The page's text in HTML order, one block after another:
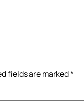
fields are marked*